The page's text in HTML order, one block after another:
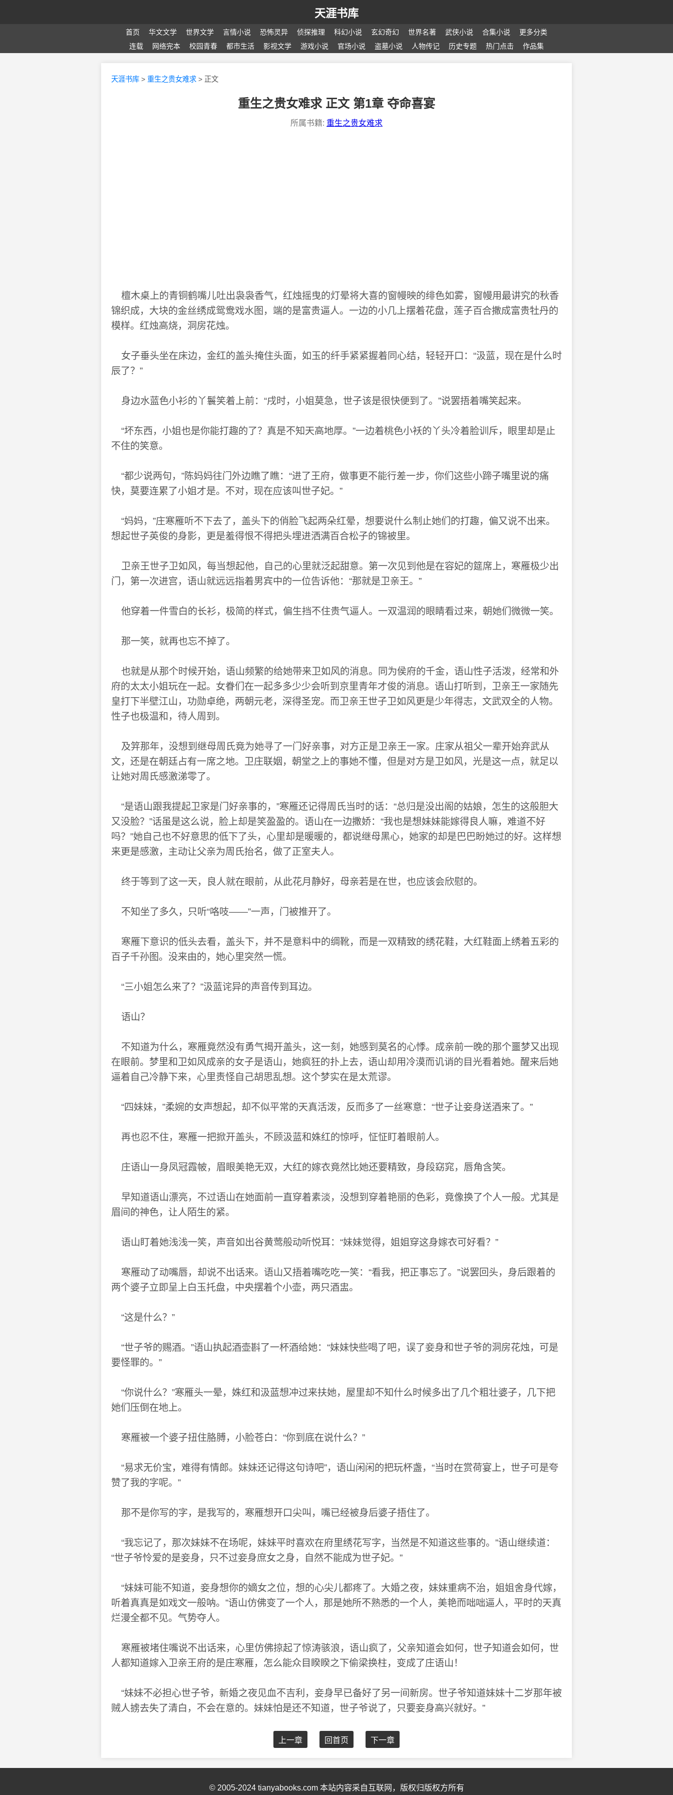
天涯书库
首页 华文文学 世界文学 言情小说 恐怖灵异 侦探推理 科幻小说 玄幻奇幻 世界名著 武侠小说 合集小说
更多分类
连载
网络完本 校园青春 都市生活 影视文学 游戏小说 官场小说 盗墓小说 人物传记 历史专题 热门点击 作品集
天涯书库 > 重生之贵女难求 > 正文
重生之贵女难求 正文 第1章 夺命喜宴
所属书籍: 重生之贵女难求
檀木桌上的青铜鹤嘴儿吐出袅袅香气，红烛摇曳的灯晕将大喜的窗幔映的绯色如雾，窗幔用最讲究的秋香
锦织成，大块的金丝绣成鸳鸯戏水图，端的是富贵逼人。一边的小几上摆着花盘，莲子百合撒成富贵牡丹的
模样。红烛高烧，洞房花烛。
女子垂头坐在床边，金红的盖头掩住头面，如玉的纤手紧紧握着同心结，轻轻开口：“汲蓝，现在是什么时
辰了？”
身边水蓝色小衫的丫鬟笑着上前：“戌时，小姐莫急，世子该是很快便到了。”说罢捂着嘴笑起来。
“坏东西，小姐也是你能打趣的了？真是不知天高地厚。”一边着桃色小袄的丫头冷着脸训斥，眼里却是止
不住的笑意。
“都少说两句，”陈妈妈往门外边瞧了瞧：“进了王府，做事更不能行差一步，你们这些小蹄子嘴里说的痛
快，莫要连累了小姐才是。不对，现在应该叫世子妃。”
“妈妈，”庄寒雁听不下去了，盖头下的俏脸飞起两朵红晕，想要说什么制止她们的打趣，偏又说不出来。
想起世子英俊的身影，更是羞得恨不得把头埋进洒满百合松子的锦被里。
卫亲王世子卫如风，每当想起他，自己的心里就泛起甜意。第一次见到他是在容妃的筵席上，寒雁极少出
门，第一次进宫，语山就远远指着男宾中的一位告诉他：“那就是卫亲王。”
他穿着一件雪白的长衫，极简的样式，偏生挡不住贵气逼人。一双温润的眼睛看过来，朝她们微微一笑。
那一笑，就再也忘不掉了。
也就是从那个时候开始，语山频繁的给她带来卫如风的消息。同为侯府的千金，语山性子活泼，经常和外
府的太太小姐玩在一起。女眷们在一起多多少少会听到京里青年才俊的消息。语山打听到，卫亲王一家随先
皇打下半壁江山，功勋卓绝，两朝元老，深得圣宠。而卫亲王世子卫如风更是少年得志，文武双全的人物。
性子也极温和，待人周到。
及笄那年，没想到继母周氏竟为她寻了一门好亲事，对方正是卫亲王一家。庄家从祖父一辈开始弃武从
文，还是在朝廷占有一席之地。卫庄联姻，朝堂之上的事她不懂，但是对方是卫如风，光是这一点，就足以
让她对周氏感激涕零了。
“是语山跟我提起卫家是门好亲事的，”寒雁还记得周氏当时的话：“总归是没出阁的姑娘，怎生的这般胆大
又没脸？”话虽是这么说，脸上却是笑盈盈的。语山在一边撒娇：“我也是想妹妹能嫁得良人嘛，难道不好
吗？”她自己也不好意思的低下了头，心里却是暖暖的，都说继母黑心，她家的却是巴巴盼她过的好。这样想
来更是感激，主动让父亲为周氏抬名，做了正室夫人。
终于等到了这一天，良人就在眼前，从此花月静好，母亲若是在世，也应该会欣慰的。
不知坐了多久，只听“咯吱——”一声，门被推开了。
寒雁下意识的低头去看，盖头下，并不是意料中的绸靴，而是一双精致的绣花鞋，大红鞋面上绣着五彩的
百子千孙图。没来由的，她心里突然一慌。
“三小姐怎么来了？”汲蓝诧异的声音传到耳边。
语山？
不知道为什么，寒雁竟然没有勇气揭开盖头，这一刻，她感到莫名的心悸。成亲前一晚的那个噩梦又出现
在眼前。梦里和卫如风成亲的女子是语山，她疯狂的扑上去，语山却用冷漠而讥诮的目光看着她。醒来后她
逼着自己冷静下来，心里责怪自己胡思乱想。这个梦实在是太荒谬。
“四妹妹，”柔婉的女声想起，却不似平常的天真活泼，反而多了一丝寒意：“世子让妾身送酒来了。”
再也忍不住，寒雁一把掀开盖头，不顾汲蓝和姝红的惊呼，怔怔盯着眼前人。
庄语山一身凤冠霞帔，眉眼美艳无双，大红的嫁衣竟然比她还要精致，身段窈窕，唇角含笑。
早知道语山漂亮，不过语山在她面前一直穿着素淡，没想到穿着艳丽的色彩，竟像换了个人一般。尤其是
眉间的神色，让人陌生的紧。
语山盯着她浅浅一笑，声音如出谷黄莺般动听悦耳：“妹妹觉得，姐姐穿这身嫁衣可好看？”
寒雁动了动嘴唇，却说不出话来。语山又捂着嘴吃吃一笑：“看我，把正事忘了。”说罢回头，身后跟着的
两个婆子立即呈上白玉托盘，中央摆着个小壶，两只酒盅。
“这是什么？”
“世子爷的赐酒。”语山执起酒壶斟了一杯酒给她：“妹妹快些喝了吧，误了妾身和世子爷的洞房花烛，可是
要怪罪的。”
“你说什么？”寒雁头一晕，姝红和汲蓝想冲过来扶她，屋里却不知什么时候多出了几个粗壮婆子，几下把
她们压倒在地上。
寒雁被一个婆子扭住胳膊，小脸苍白：“你到底在说什么？”
“易求无价宝，难得有情郎。妹妹还记得这句诗吧”，语山闲闲的把玩杯盏，“当时在赏荷宴上，世子可是夸
赞了我的字呢。”
那不是你写的字，是我写的，寒雁想开口尖叫，嘴已经被身后婆子捂住了。
“我忘记了，那次妹妹不在场呢，妹妹平时喜欢在府里绣花写字，当然是不知道这些事的。”语山继续道：
“世子爷怜爱的是妾身，只不过妾身庶女之身，自然不能成为世子妃。”
“妹妹可能不知道，妾身想你的嫡女之位，想的心尖儿都疼了。大婚之夜，妹妹重病不治，姐姐舍身代嫁，
听着真真是如戏文一般呐。”语山仿佛变了一个人，那是她所不熟悉的一个人，美艳而咄咄逼人，平时的天真
烂漫全都不见。气势夺人。
寒雁被堵住嘴说不出话来，心里仿佛掠起了惊涛骇浪，语山疯了，父亲知道会如何，世子知道会如何，世
人都知道嫁入卫亲王府的是庄寒雁，怎么能众目睽睽之下偷梁换柱，变成了庄语山！
“妹妹不必担心世子爷，新婚之夜见血不吉利，妾身早已备好了另一间新房。世子爷知道妹妹十二岁那年被
贼人掳去失了清白，不会在意的。妹妹怕是还不知道，世子爷说了，只要妾身高兴就好。”
上一章 回首页 下一章
© 2005-2024 tianyabooks.com 本站内容采自互联网，版权归版权方所有